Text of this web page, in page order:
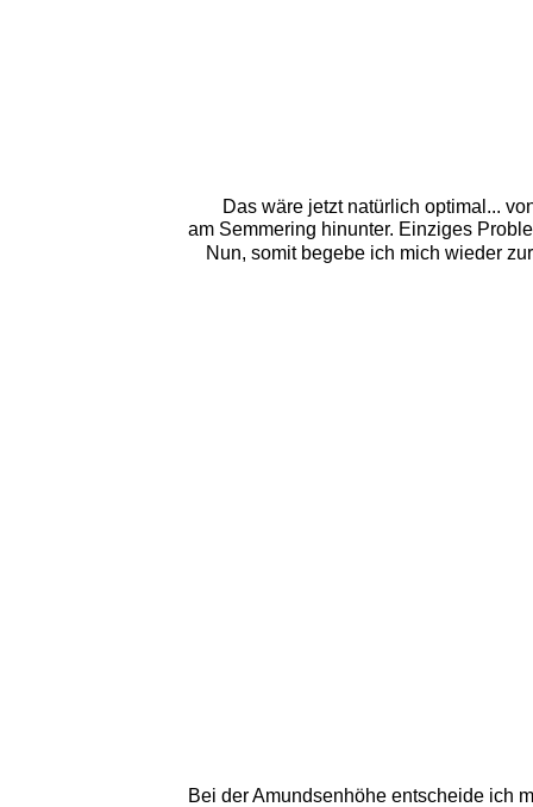
Das wäre jetzt natürlich optimal...
am Semmering hinunter. Einziges
Nun, somit begebe ich mich wieder
Bei der Amundsenhöhe entscheide ich